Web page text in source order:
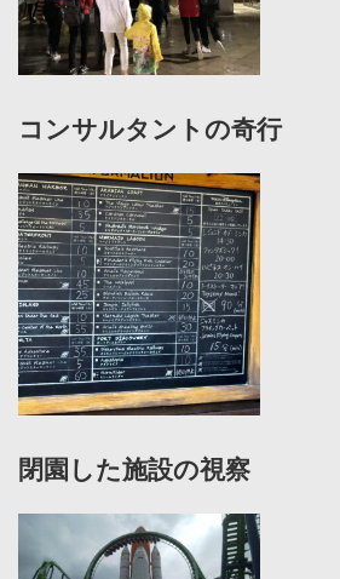
コンサルタントの奇行
閉園した施設の視察